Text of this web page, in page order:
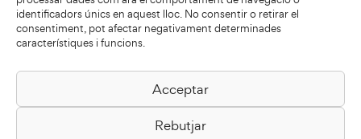
identificadors únics en aquest lloc. No consentir o retirar el
consentiment, pot afectar negativament determinades
característiques i funcions.
Acceptar
Rebutjar
Biblioteca Pilarin Bayés
Passeig de la Generalitat, 1